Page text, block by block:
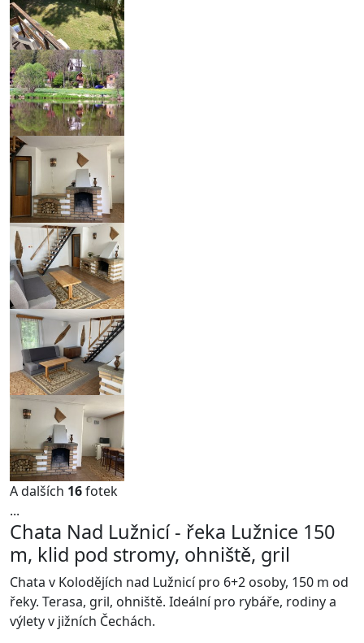
A dalších 16fotek
...
Chata Nad Lužnicí - řeka Lužnice 150
m, klid pod stromy, ohniště, gril
Chata v Kolodějích nad Lužnicí pro 6+2 osoby, 150 m od
řeky. Terasa, gril, ohniště. Ideální pro rybáře, rodiny a
výlety v jižních Čechách.